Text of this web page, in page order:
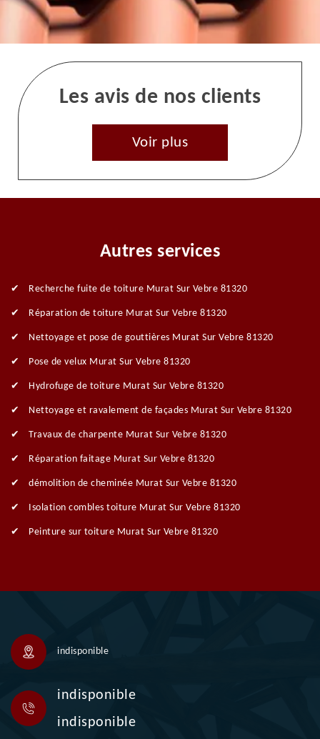
Les avis de nos clients
Voir plus
Autres services
Recherche fuite de toiture Murat Sur Vebre 81320
Réparation de toiture Murat Sur Vebre 81320
Nettoyage et pose de gouttières Murat Sur Vebre 81320
Pose de velux Murat Sur Vebre 81320
Hydrofuge de toiture Murat Sur Vebre 81320
Nettoyage et ravalement de façades Murat Sur Vebre 81320
Travaux de charpente Murat Sur Vebre 81320
Réparation faitage Murat Sur Vebre 81320
démolition de cheminée Murat Sur Vebre 81320
Isolation combles toiture Murat Sur Vebre 81320
Peinture sur toiture Murat Sur Vebre 81320
indisponible
indisponible
indisponible